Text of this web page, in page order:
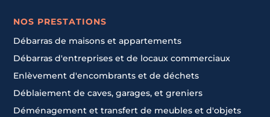
NOS PRESTATIONS
Débarras de maisons et appartements
Débarras d'entreprises et de locaux commerciaux
Enlèvement d'encombrants et de déchets
Déblaiement de caves, garages, et greniers
Déménagement et transfert de meubles et d'objets